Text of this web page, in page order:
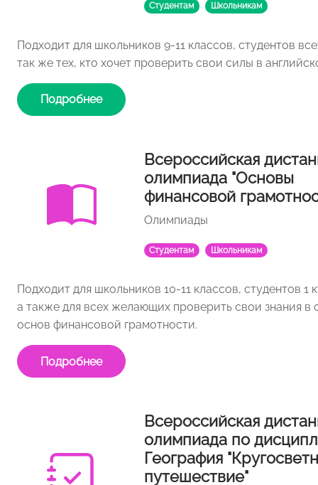
Студентам Школьникам
Подходит для школьников 9-11 классов, студентов
так же тех, кто хочет проверить свои силы в
Подробнее
Всероссийская
олимпиада "Основы
финансовой
Олимпиады
Студентам Школьникам
Подходит для школьников 10-11 классов, студентов 1
а также для всех желающих проверить свои знания в
основ финансовой грамотности.
Подробнее
Всероссийская
олимпиада по
География
путешествие"